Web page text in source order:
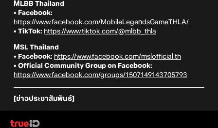
MLBB Thailand
• Facebook:
https://www.facebook.com/MobileLegendsGameTHLA/
• TikTok: https://www.tiktok.com/@mlbb_thla
MSL Thailand
• Facebook: https://www.facebook.com/mslofficial.th
• Official Community Group on Facebook:
https://www.facebook.com/groups/1507149143705793
[ข่าวประชาสัมพันธ์]